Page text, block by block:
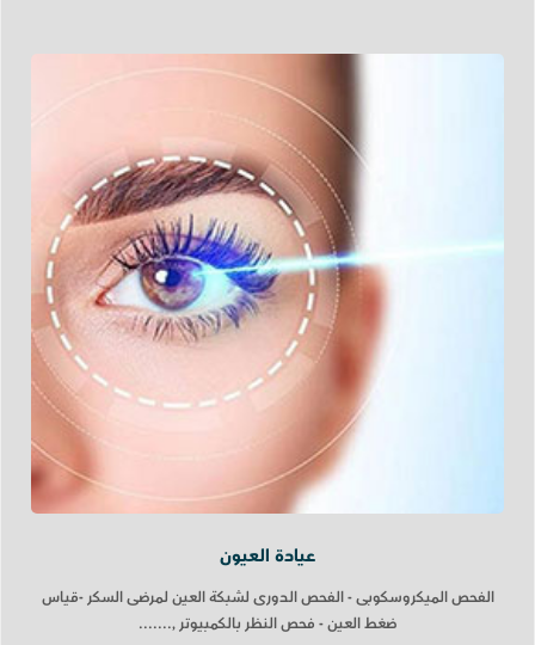
عيادة العيون
الفحص الميكروسكوبى - الفحص الدورى لشبكة العين لمرضى السكر -قياس
ضغط العين - فحص النظر بالكمبيوتر ,.......